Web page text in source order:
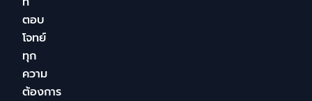
ตอบ
โจทย์
ทุก
ความ
ต้องการ